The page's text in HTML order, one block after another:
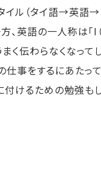
イル（タイ語→英語
英語の一人称は「I（
く伝わらなくなって
事をするにあたって
付けるための勉強も